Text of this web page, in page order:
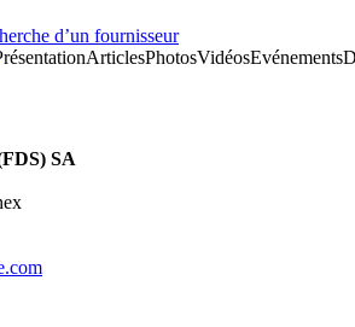
d’un fournisseur
ArticlesPhotosVidéosEvénements
SA